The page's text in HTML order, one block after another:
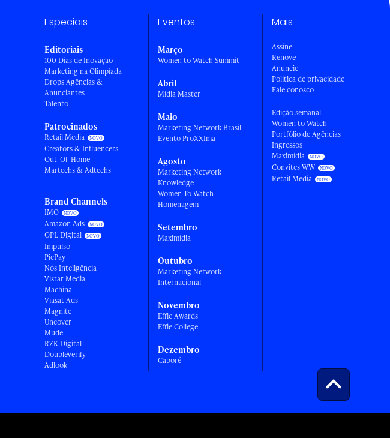
Especiais
Editoriais
100 Dias de Inovação
Marketing na Olimpíada
Drops Agências &
Anunciantes
Talento
Patrocinados
Retail Media
Creators & Influencers
Out-Of-Home
Martechs & Adtechs
Brand Channels
IMO
Amazon Ads
OPL Digital
Impulso
PicPay
Nós Inteligência
Vistar Media
Machina
Viasat Ads
Magnite
Uncover
Mude
RZK Digital
DoubleVerify
Adlook
Eventos
Março
Women to Watch Summit
Abril
Mídia Master
Maio
Marketing Network Brasil
Evento ProXXIma
Agosto
Marketing Network
Knowledge
Women To Watch -
Homenagem
Setembro
Maximídia
Outubro
Marketing Network
Internacional
Novembro
Effie Awards
Effie College
Dezembro
Caboré
Mais
Assine
Renove
Anuncie
Política de privacidade
Fale conosco
Edição semanal
Women to Watch
Portfólio de Agências
Ingressos
Maximídia
Convites WW
Retail Media